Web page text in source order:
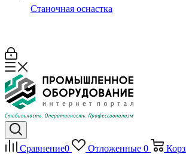
Станочная оснастка
Сравнение0 Отложенные 0